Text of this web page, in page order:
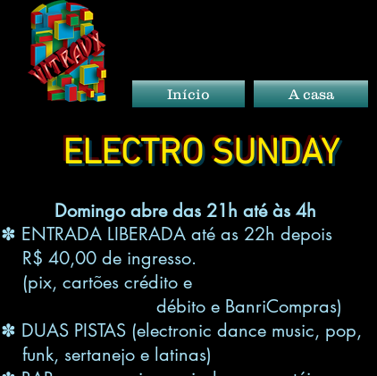
Início A casa
ELECTRO SUNDAY
Domingo abre das 21h​ até às 4h
✽ ENTRADA LIBERADA até as 22h depois
R$ 40,00 de ingresso.
(pix, cartões crédito e
débito e BanriCompras)
✽ DUAS PISTAS (electronic dance music, pop,
funk, sertanejo e latinas)